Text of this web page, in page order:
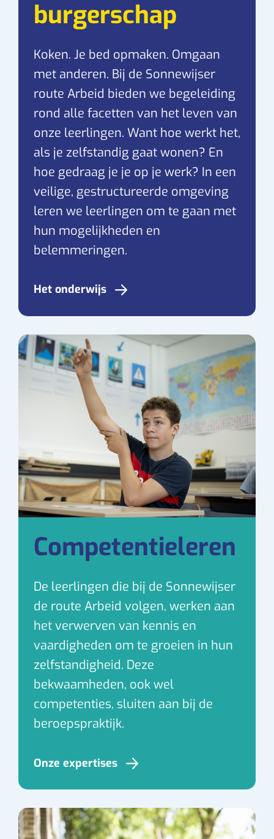
burgerschap
Koken. Je bed opmaken. Omgaan
met anderen. Bij de Sonnewijser
route Arbeid bieden we begeleiding
rond alle facetten van het leven van
onze leerlingen. Want hoe werkt het,
als je zelfstandig gaat wonen? En
hoe gedraag je je op je werk? In een
veilige, gestructureerde omgeving
leren we leerlingen om te gaan met
hun mogelijkheden en
belemmeringen.
Het onderwijs
Competentieleren
De leerlingen die bij de Sonnewijser
de route Arbeid volgen, werken aan
het verwerven van kennis en
vaardigheden om te groeien in hun
zelfstandigheid. Deze
bekwaamheden, ook wel
competenties, sluiten aan bij de
beroepspraktijk.
Onze expertises